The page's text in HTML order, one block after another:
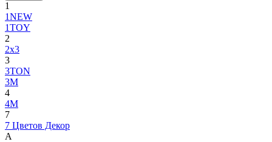
1
1NEW
1TOY
2
2x3
3
3TON
3М
4
4M
7
7 Цветов Декор
A